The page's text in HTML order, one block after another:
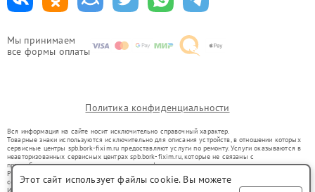
Мы принимаем
все формы оплаты
Политика конфиденциальности
Вся информация на сайте носит исключительно справочный характер.
Товарные знаки используются исключительно для описания устройств, в отношении которых
сервисные центры spb.bork-fixim.ru предоставляют услуги по ремонту. Услуги оказываются в
неавторизованных сервисных центрах spb.bork-fixim.ru, которые не связаны с
правообладателями товарных знаков или их официальными представителями.
Ремонт осуществляется для устройств, уже введенных в гражданский оборот в соответствии
со статьей 1487 ГК РФ.
Этот сайт использует файлы cookie. Вы можете